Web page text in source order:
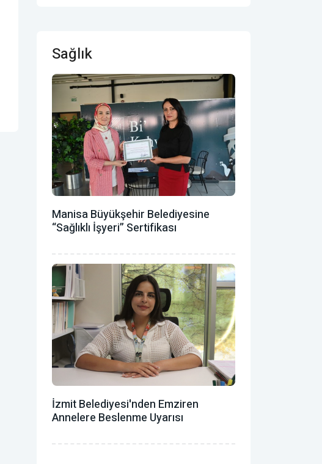
Sağlık
Manisa Büyükşehir Belediyesine
“Sağlıklı İşyeri” Sertifikası
İzmit Belediyesi'nden Emziren
Annelere Beslenme Uyarısı